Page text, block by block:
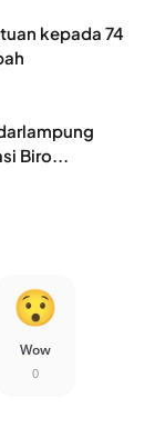
kepada 74
Biro...
Wow
0